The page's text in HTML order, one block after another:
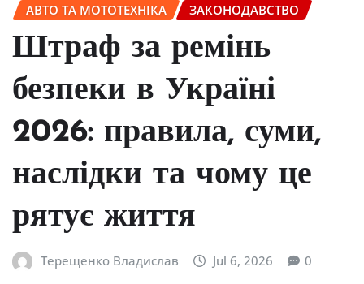
АВТО ТА МОТОТЕХНІКА ЗАКОНОДАВСТВО
Штраф за ремінь
безпеки в Україні
2026: правила, суми,
наслідки та чому це
рятує життя
Терещенко Владислав Jul 6, 2026 0